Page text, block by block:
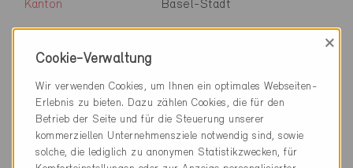
Kanton Basel-Stadt
Firma herrmann & partner
PLZ 4051
Ort Basel
Cookie-Verwaltung
×
Wir verwenden Cookies, um Ihnen ein optimales Webseiten-
Erlebnis zu bieten. Dazu zählen Cookies, die für den
Betrieb der Seite und für die Steuerung unserer
kommerziellen Unternehmensziele notwendig sind, sowie
solche, die lediglich zu anonymen Statistikzwecken, für